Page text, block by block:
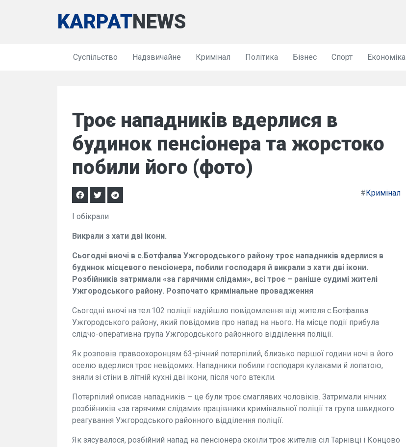
KARPATNEWS
Суспільство Надзвичайне Кримінал Політика Бізнес Спорт Економіка
Троє нападників вдерлися в
будинок пенсіонера та жорстоко
побили його (фото)
#Кримінал
І обікрали
Викрали з хати дві ікони.
Сьогодні вночі в с.Ботфалва Ужгородського району троє нападників вдерлися в
будинок місцевого пенсіонера, побили господаря й викрали з хати дві ікони.
Розбійників затримали «за гарячими слідами», всі троє – раніше судимі жителі
Ужгородського району. Розпочато кримінальне провадження
Сьогодні вночі на тел.102 поліції надійшло повідомлення від жителя с.Ботфалва
Ужгородського району, який повідомив про напад на нього. На місце події прибула
слідчо-оперативна група Ужгородського районного відділення поліції.
Як розповів правоохоронцям 63-річний потерпілий, близько першої години ночі в його
оселю вдерлися троє невідомих. Нападники побили господаря кулаками й лопатою,
зняли зі стіни в літній кухні дві ікони, після чого втекли.
Потерпілий описав нападників – це були троє смаглявих чоловіків. Затримали нічних
розбійників «за гарячими слідами» працівники кримінальної поліції та група швидкого
реагування Ужгородського районного відділення поліції.
Як зясувалося, розбійний напад на пенсіонера скоїли троє жителів сіл Тарнівці і Концово